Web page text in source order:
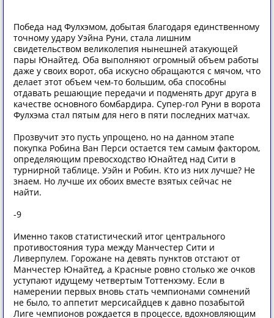
Победа над Фулхэмом, добытая благодаря единственному
точному удару Уэйна Руни, стала лишним
свидетельством великолепия нынешней атакующей
пары Юнайтед. Оба выполняют огромный объем работы
даже у своих ворот, оба искусно обращаются с мячом, что
делает этот объем чем-то большим, оба способны
отдавать решающие передачи и подменять друг друга в
качестве основного бомбардира. Супер-гол Руни в ворота
Фулхэма стал пятым для него в пяти последних матчах.
Прозвучит это пусть упрощено, но на данном этапе
покупка Робина Ван Перси остается тем самым фактором,
определяющим превосходство Юнайтед над Сити в
турнирной таблице. Уэйн и Робин. Кто из них лучше? Не
знаем. Но лучше их обоих вместе взятых сейчас не
найти.
-9
Именно таков статистический итог центрального
противостояния тура между Манчестер Сити и
Ливерпулем. Горожане на девять пунктов отстают от
Манчестер Юнайтед, а Красные ровно столько же очков
уступают идущему четвертым Тоттенхэму. Если в
намерении первых вновь стать чемпионами сомнений
не было, то аппетит мерсисайдцев к давно позабытой
Лиге чемпионов рождается в процессе, вдохновляющим